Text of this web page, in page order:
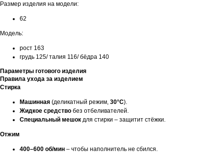
Размер изделия на модели:
62
Модель:
рост 163
грудь 125/ талия 116/ бёдра 140
Параметры готового изделия
Правила ухода за изделием
Стирка
Машинная (деликатный режим, 30°C).
Жидкое средство без отбеливателей.
Специальный мешок для стирки – защитит стёжки.
Отжим
400–600 об/мин – чтобы наполнитель не сбился.